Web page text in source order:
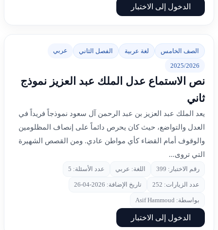
الدخول إلى الاختبار
الصف الخامس لغة عربية الفصل الثاني عربي
2025/2026
نص الاستماع عدل الملك عبد العزيز نموذج
ثاني
يعد الملك عبد العزيز بن عبد الرحمن آل سعود نموذجاً فريداً في
العدل والتواضع، حيث كان يحرص دائماً على إنصاف المظلومين
والوقوف أمام القضاء كأي مواطن عادي. ومن القصص الشهيرة
التي تروى...
رقم الاختبار: 399 اللغة: عربي عدد الأسئلة: 5
عدد الزيارات: 252 تاريخ الإضافة: 2026-04-26
بواسطة: Asif Hammoud
الدخول إلى الاختبار